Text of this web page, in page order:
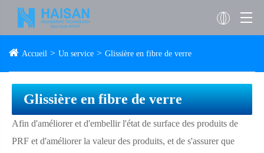
Accueil Un service Glissière en fibre de verre
Glissière en fibre de verre
Afin d'améliorer et d'embellir l'état de surface des produits de
PRF et d'améliorer la valeur des produits, et de s'assurer que